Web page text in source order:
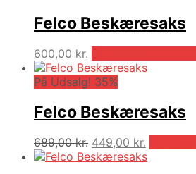
var:
649,00 kr..
er:
429,00 kr..
Felco Beskæresaks
600,00 kr.
På Udsalg! 35%
Felco Beskæresaks
689,00kr. Den
oprindelige
449,00 kr.
aktuelle